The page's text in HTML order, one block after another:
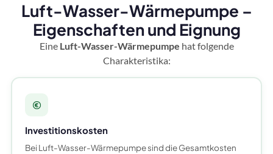
Luft-Wasser-Wärmepumpe –
Eigenschaften und Eignung
Eine Luft-Wasser-Wärmepumpe hat folgende
Charakteristika:
Investitionskosten
Bei Luft-Wasser-Wärmepumpe sind die Gesamtkosten